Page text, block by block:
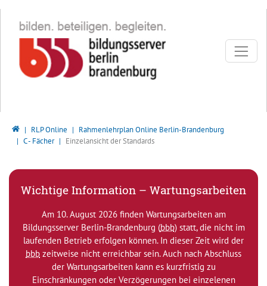
Bildungsserver Berlin - Brandenburg
RLP Online
Rahmenlehrplan Online Berlin-Brandenburg
C - Fächer
Einzelansicht der Standards
Wichtige Information – Wartungsarbeiten
Am 10. August 2026 finden Wartungsarbeiten am
Bildungsserver Berlin-Brandenburg (bbb) statt, die nicht im
laufenden Betrieb erfolgen können. In dieser Zeit wird der
bbb zeitweise nicht erreichbar sein. Auch nach Abschluss
der Wartungsarbeiten kann es kurzfristig zu
Einschränkungen oder Verzögerungen bei einzelenen